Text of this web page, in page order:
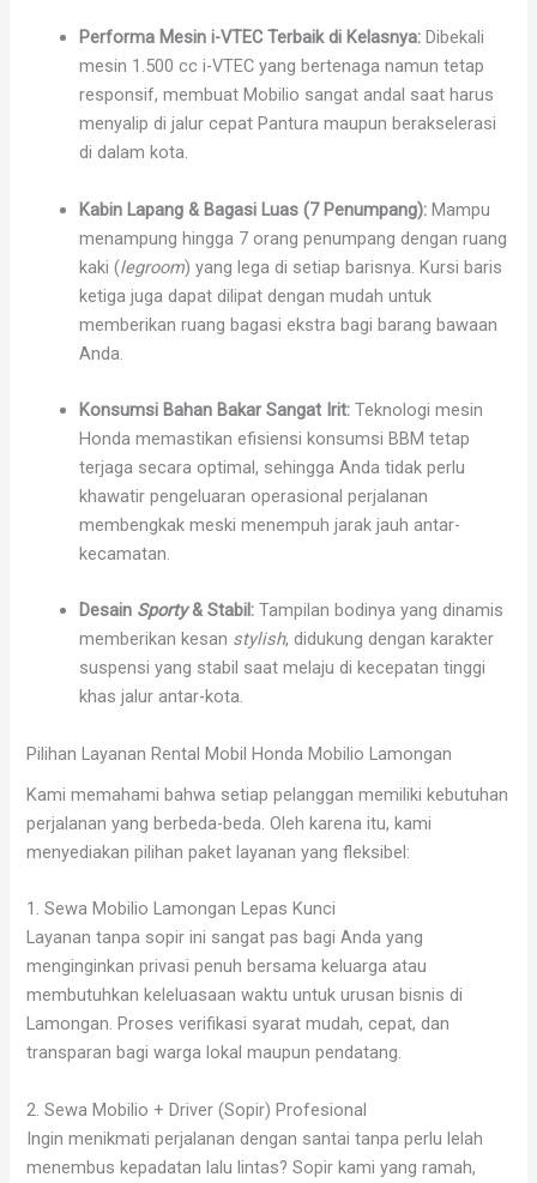
Performa Mesin i-VTEC Terbaik di Kelasnya: Dibekali
mesin 1.500 cc i-VTEC yang bertenaga namun tetap
responsif, membuat Mobilio sangat andal saat harus
menyalip di jalur cepat Pantura maupun berakselerasi
di dalam kota.
Kabin Lapang & Bagasi Luas (7 Penumpang): Mampu
menampung hingga 7 orang penumpang dengan ruang
kaki (legroom) yang lega di setiap barisnya. Kursi baris
ketiga juga dapat dilipat dengan mudah untuk
memberikan ruang bagasi ekstra bagi barang bawaan
Anda.
Konsumsi Bahan Bakar Sangat Irit: Teknologi mesin
Honda memastikan efisiensi konsumsi BBM tetap
terjaga secara optimal, sehingga Anda tidak perlu
khawatir pengeluaran operasional perjalanan
membengkak meski menempuh jarak jauh antar-
kecamatan.
Desain Sporty& Stabil: Tampilan bodinya yang dinamis
memberikan kesan stylish, didukung dengan karakter
suspensi yang stabil saat melaju di kecepatan tinggi
khas jalur antar-kota.
Pilihan Layanan Rental Mobil Honda Mobilio Lamongan
Kami memahami bahwa setiap pelanggan memiliki kebutuhan
perjalanan yang berbeda-beda. Oleh karena itu, kami
menyediakan pilihan paket layanan yang fleksibel:
1. Sewa Mobilio Lamongan Lepas Kunci
Layanan tanpa sopir ini sangat pas bagi Anda yang
menginginkan privasi penuh bersama keluarga atau
membutuhkan keleluasaan waktu untuk urusan bisnis di
Lamongan. Proses verifikasi syarat mudah, cepat, dan
transparan bagi warga lokal maupun pendatang.
2. Sewa Mobilio + Driver (Sopir) Profesional
Ingin menikmati perjalanan dengan santai tanpa perlu lelah
menembus kepadatan lalu lintas? Sopir kami yang ramah,